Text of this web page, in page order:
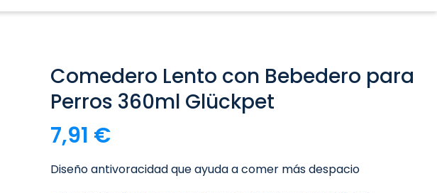
Comedero Lento con Bebedero para
Perros 360ml Glückpet
7,91 €
Diseño antivoracidad que ayuda a comer más despacio